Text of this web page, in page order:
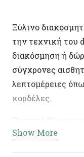
Ξύλινο
την τεχνική του
διακόσμηση ή
σύγχρονες
λεπτομέρειες
κορδέλες.
Υλικό: Mdf
Show More